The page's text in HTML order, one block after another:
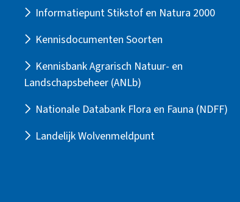
Informatiepunt Stikstof en Natura 2000
Kennisdocumenten Soorten
Kennisbank Agrarisch Natuur- en
Landschapsbeheer (ANLb)
Nationale Databank Flora en Fauna (NDFF)
Landelijk Wolvenmeldpunt